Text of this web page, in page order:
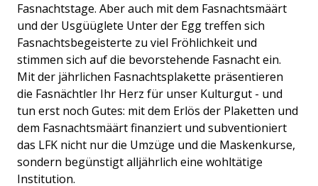
Fasnachtstage. Aber auch mit dem Fasnachtsmäärt
und der Usgüüglete Unter der Egg treffen sich
Fasnachtsbegeisterte zu viel Fröhlichkeit und
stimmen sich auf die bevorstehende Fasnacht ein.
Mit der jährlichen Fasnachtsplakette präsentieren
die Fasnächtler Ihr Herz für unser Kulturgut - und
tun erst noch Gutes: mit dem Erlös der Plaketten und
dem Fasnachtsmäärt finanziert und subventioniert
das LFK nicht nur die Umzüge und die Maskenkurse,
sondern begünstigt alljährlich eine wohltätige
Institution.